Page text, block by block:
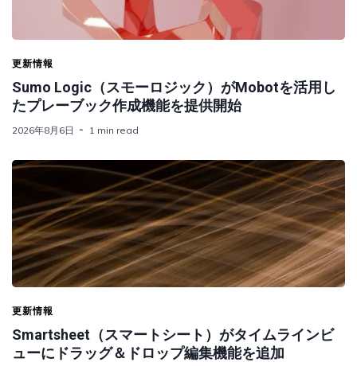
更新情報
Sumo Logic（スモーロジック）がMobotを活用し
たプレーブック作成機能を提供開始
2026年8月6日 1 min read
更新情報
Smartsheet（スマートシート）がタイムラインビ
ューにドラッグ＆ドロップ編集機能を追加